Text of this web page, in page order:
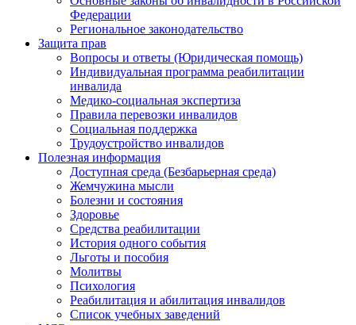
Федерации
Региональное законодательство
Защита прав
Вопросы и ответы (Юридическая помощь)
Индивидуальная программа реабилитации
инвалида
Медико-социальная экспертиза
Правила перевозки инвалидов
Социальная поддержка
Трудоустройство инвалидов
Полезная информация
Доступная среда (Безбарьерная среда)
Жемчужина мысли
Болезни и состояния
Здоровье
Средства реабилитации
История одного события
Льготы и пособия
Молитвы
Психология
Реабилитация и абилитация инвалидов
Список учебных заведений